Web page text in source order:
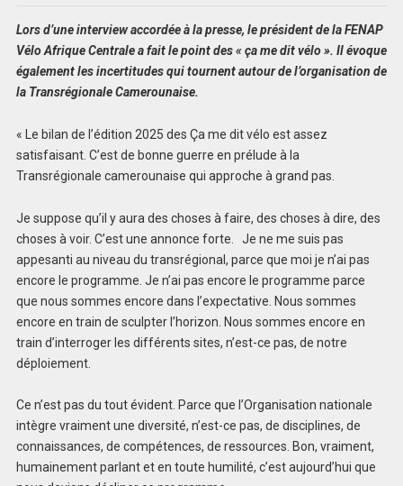
Lors d’une interview accordée à la presse, le président de la FENAP
Vélo Afrique Centrale a fait le point des « ça me dit vélo ». Il évoque
également les incertitudes qui tournent autour de l’organisation de
la Transrégionale Camerounaise.
« Le bilan de l’édition 2025 des Ça me dit vélo est assez
satisfaisant. C’est de bonne guerre en prélude à la
Transrégionale camerounaise qui approche à grand pas.
Je suppose qu’il y aura des choses à faire, des choses à dire, des
choses à voir. C’est une annonce forte. Je ne me suis pas
appesanti au niveau du transrégional, parce que moi je n’ai pas
encore le programme. Je n’ai pas encore le programme parce
que nous sommes encore dans l’expectative. Nous sommes
encore en train de sculpter l’horizon. Nous sommes encore en
train d’interroger les différents sites, n’est-ce pas, de notre
déploiement.
Ce n’est pas du tout évident. Parce que l’Organisation nationale
intègre vraiment une diversité, n’est-ce pas, de disciplines, de
connaissances, de compétences, de ressources. Bon, vraiment,
humainement parlant et en toute humilité, c’est aujourd’hui que